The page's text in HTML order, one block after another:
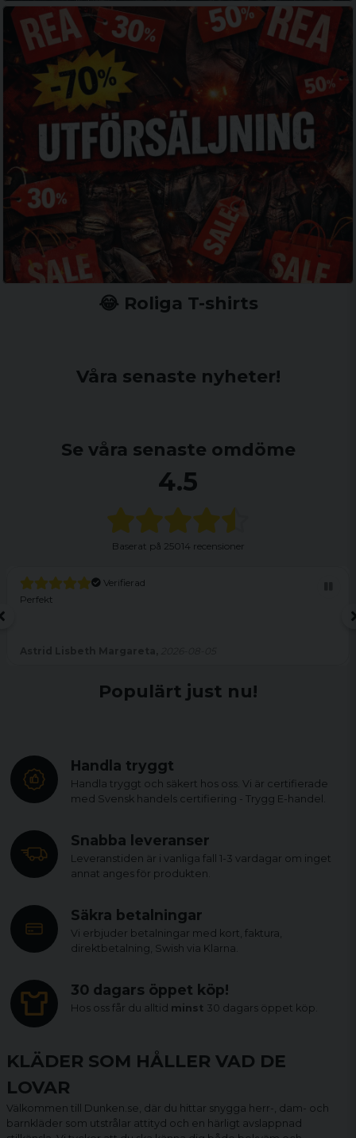
😂 Roliga T-shirts
Våra senaste nyheter!
Se våra senaste omdöme
4.5
Baserat på 25014 recensioner
Verifierad
Perfekt
Populärt just nu!
Handla tryggt
Handla tryggt och säkert hos oss. Vi är certifierade
med Svensk handels certifiering - Trygg E-handel.
Snabba leveranser
Leveranstiden är i vanliga fall 1-3 vardagar om inget
annat anges för produkten.
Säkra betalningar
Vi erbjuder betalningar med kort, faktura,
direktbetalning, Swish via Klarna.
30 dagars öppet köp!
Hos oss får du alltid minst 30 dagars öppet köp.
KLÄDER SOM HÅLLER VAD DE
LOVAR
Välkommen till Dunken.se, där du hittar snygga herr-, dam- och
barnkläder som utstrålar attityd och en härligt avslappnad